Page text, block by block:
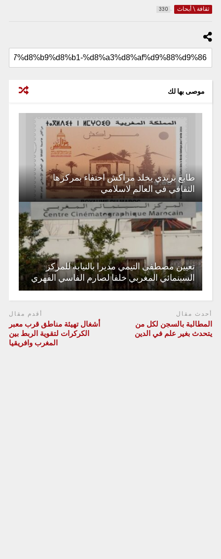
ثقافة \ أبحاث 330
موصى بها لك
طابع بريدي يخلد مراكش احتفاء بمركزها
الثقافي في العالم لاسلامي
تعيين مصطفى التيمي مديرا بالنيابة للمركز
السينمائي المغربي خلفا لصارم الفاسي الفهري
أحدث مقال
المطالبة بالسجن لكل من
يتحدث بغير علم في الدين
أقدم مقال
أشغال تهيئة مناطق قرب معبر
الكركرات لتقوية الربط بين
المغرب وافريقيا